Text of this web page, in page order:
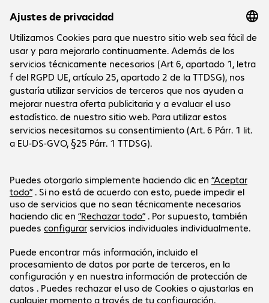
Sobre la empresa
La empresa
Oficinas de Bechtle
Prensa
Relación con inversores
Certificados
Servicio al cliente
Centro de ayuda
Canal de denuncias
Newsletter
Social Media
LinkedIn
empresas y entidades públicas.
Los precios se expresan en euros sin incluir el IVA
vigente.